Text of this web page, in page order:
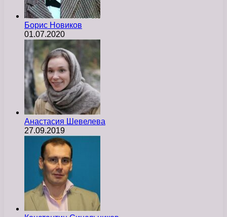
Борис Новиков
01.07.2020
Анастасия Шевелева
27.09.2019